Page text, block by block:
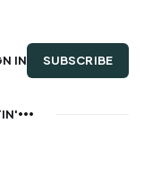
IN SUBSCRIBE